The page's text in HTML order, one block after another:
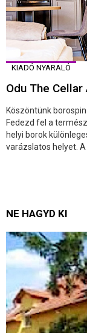
KIADÓ NYARALÓ
Odu The
Köszöntünk
Fedezd fel a
helyi borok
varázslatos helyet. A
NE HAGYD KI